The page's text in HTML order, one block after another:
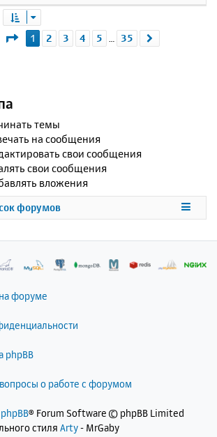
Страница1 из 35
1 2 3 4 5 35
темы
на сообщения
свои сообщения
свои сообщения
вложения
форумов
форуме
phpBB
о работе с форумом
phpBB® Forum Software © phpBB Limited
стиля Arty- MrGaby